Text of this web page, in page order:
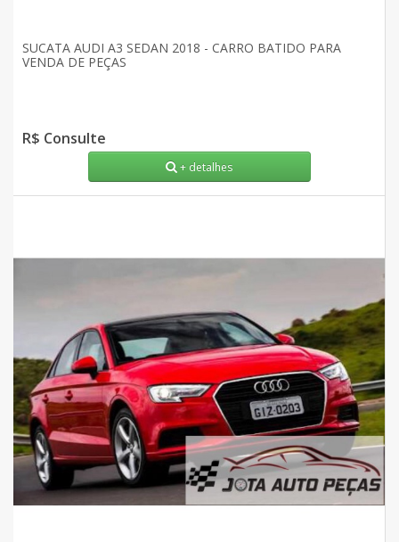
SUCATA AUDI A3 SEDAN 2018 - CARRO BATIDO PARA
VENDA DE PEÇAS
R$ Consulte
+ detalhes